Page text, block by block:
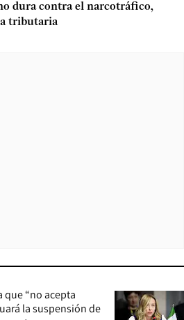
dura contra el narcotráfico,
tributaria
que “no acepta
la suspensión de